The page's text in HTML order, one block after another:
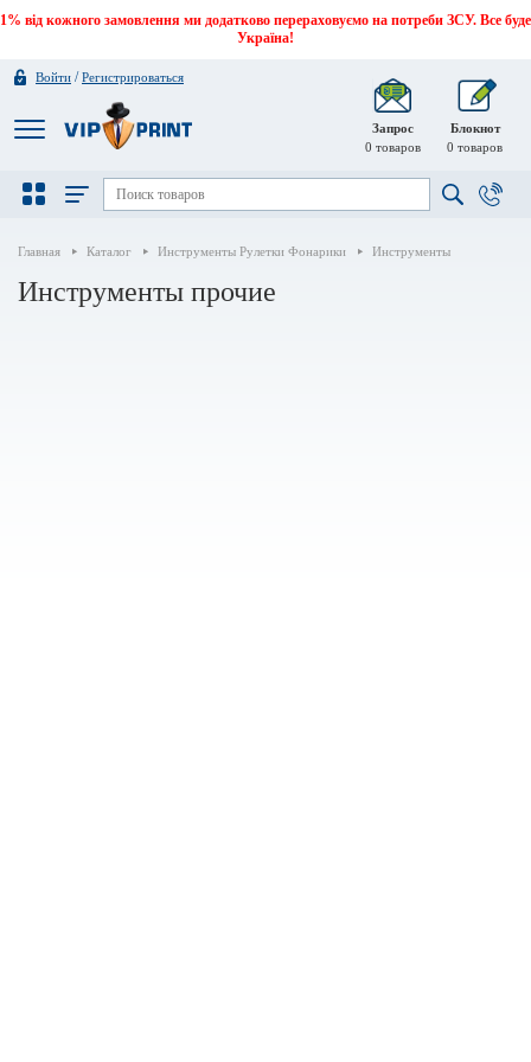
1% від кожного замовлення ми додатково перераховуємо на потреби ЗСУ. Все буде
Україна!
Войти /Регистрироваться
Запрос
0 товаров
Блокнот
0 товаров
Главная Каталог Инструменты Рулетки Фонарики Инструменты
Инструменты прочие